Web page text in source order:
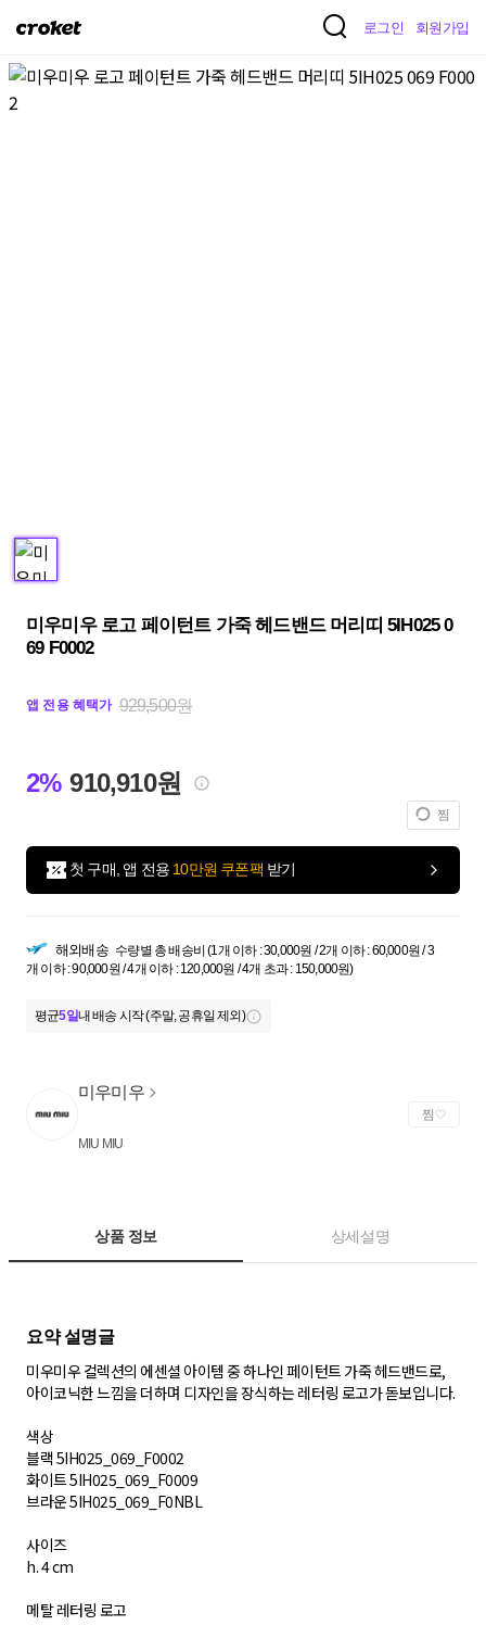
크
켓
로그인 회원가입
미우미우 로고 페이턴트 가죽 헤드밴드 머리띠 5IH025 0
69 F0002
앱 전용 혜택가 929,500원
2% 910,910원
찜
첫 구매, 앱 전용 10만원 쿠폰팩 받기
해외배송 수량별 총 배송비 (1개 이하 : 30,000원 / 2개 이하 : 60,000원 / 3
개 이하 : 90,000원 / 4개 이하 : 120,000원 / 4개 초과 : 150,000원)
평균5일내 배송 시작 (주말, 공휴일 제외)
미우미우
MIU MIU
찜
상품 정보 상세설명
요약 설명글
미우미우 컬렉션의 에센셜 아이템 중 하나인 페이턴트 가죽 헤드밴드로,
아이코닉한 느낌을 더하며 디자인을 장식하는 레터링 로고가 돋보입니다.
색상
블랙 5IH025_069_F0002
화이트 5IH025_069_F0009
브라운 5IH025_069_F0NBL
사이즈
h. 4 cm
메탈 레터링 로고